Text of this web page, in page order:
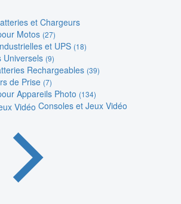
et Chargeurs
Motos (27)
et UPS (18)
Universels (9)
Rechargeables (39)
de Prise (7)
Appareils Photo (134)
Consoles et Jeux Vidéo